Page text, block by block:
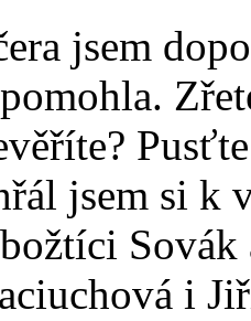
jsem
jsem si k
i